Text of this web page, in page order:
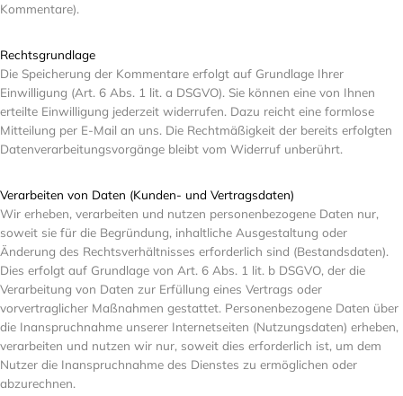
Kommentare).
Rechtsgrundlage
Die Speicherung der Kommentare erfolgt auf Grundlage Ihrer
Einwilligung (Art. 6 Abs. 1 lit. a DSGVO). Sie können eine von Ihnen
erteilte Einwilligung jederzeit widerrufen. Dazu reicht eine formlose
Mitteilung per E-Mail an uns. Die Rechtmäßigkeit der bereits erfolgten
Datenverarbeitungsvorgänge bleibt vom Widerruf unberührt.
Verarbeiten von Daten (Kunden- und Vertragsdaten)
Wir erheben, verarbeiten und nutzen personenbezogene Daten nur,
soweit sie für die Begründung, inhaltliche Ausgestaltung oder
Änderung des Rechtsverhältnisses erforderlich sind (Bestandsdaten).
Dies erfolgt auf Grundlage von Art. 6 Abs. 1 lit. b DSGVO, der die
Verarbeitung von Daten zur Erfüllung eines Vertrags oder
vorvertraglicher Maßnahmen gestattet. Personenbezogene Daten über
die Inanspruchnahme unserer Internetseiten (Nutzungsdaten) erheben,
verarbeiten und nutzen wir nur, soweit dies erforderlich ist, um dem
Nutzer die Inanspruchnahme des Dienstes zu ermöglichen oder
abzurechnen.